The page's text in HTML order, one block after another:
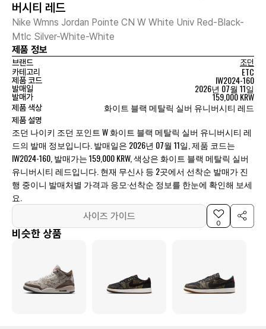
버시티 레드
Nike Wmns Jordan Pointe CN W White Univ Red-Black-
Mtlc Silver-White-White
제품 정보
브랜드
조던
카테고리
ETC
제품 코드 IW2024-160
발매일 2026년 07월 11일
발매가 159,000 KRW
제품 색상 화이트 블랙 메탈릭 실버 유니버시티 레드
제품 설명
조던 나이키 조던 포인트 W 화이트 블랙 메탈릭 실버 유니버시티 레
드의 발매 정보입니다. 발매일은 2026년 07월 11일, 제품 코드는
IW2024-160, 발매가는 159,000 KRW, 색상은 화이트 블랙 메탈릭 실버
유니버시티 레드입니다. 현재 무신사 등 2곳에서 선착순 발매가 진
행 중이니 발매처별 가격과 응모·선착순 정보를 한눈에 확인해 보세
요.
사이즈 가이드
0
비슷한 상품